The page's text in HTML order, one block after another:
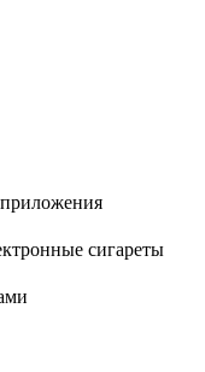
сигареты